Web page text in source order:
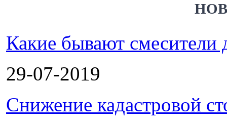
Какие бывают смесители
29-07-2019
Снижение кадастровой